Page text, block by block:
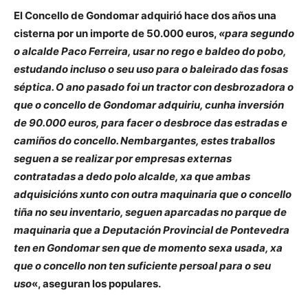
El Concello de Gondomar adquirió hace dos años una
cisterna por un importe de 50.000 euros, «para segundo
o alcalde Paco Ferreira, usar no rego e baldeo do pobo,
estudando incluso o seu uso para o baleirado das fosas
séptica. O ano pasado foi un tractor con desbrozadora o
que o concello de Gondomar adquiriu, cunha inversión
de 90.000 euros, para facer o desbroce das estradas e
camiños do concello. Nembargantes, estes traballos
seguen a se realizar por empresas externas
contratadas a dedo polo alcalde, xa que ambas
adquisicións xunto con outra maquinaria que o concello
tiña no seu inventario, seguen aparcadas no parque de
maquinaria que a Deputación Provincial de Pontevedra
ten en Gondomar sen que de momento sexa usada, xa
que o concello non ten suficiente persoal para o seu
uso«, aseguran los populares.